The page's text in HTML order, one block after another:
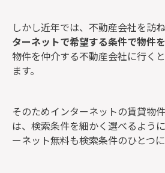
しかし近年では、不動産会社を訪
ターネットで希望する条件で物件
物件を仲介する不動産会社に行く
ます。
そのためインターネットの賃貸物
は、検索条件を細かく選べるよう
ーネット無料も検索条件のひとつに